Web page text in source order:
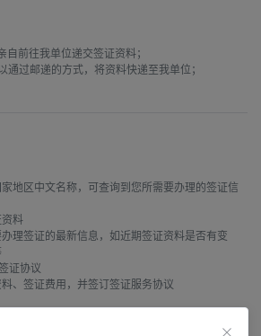
前往我单位递交签证资料；
通过邮递的方式，将资料快递至我单位；
地区中文名称，可查询到您所需要办理的签证信
料
理签证的最新信息，如近期签证资料是否有变
证协议
、签证费用，并签订签证服务协议
馆递送签证申请